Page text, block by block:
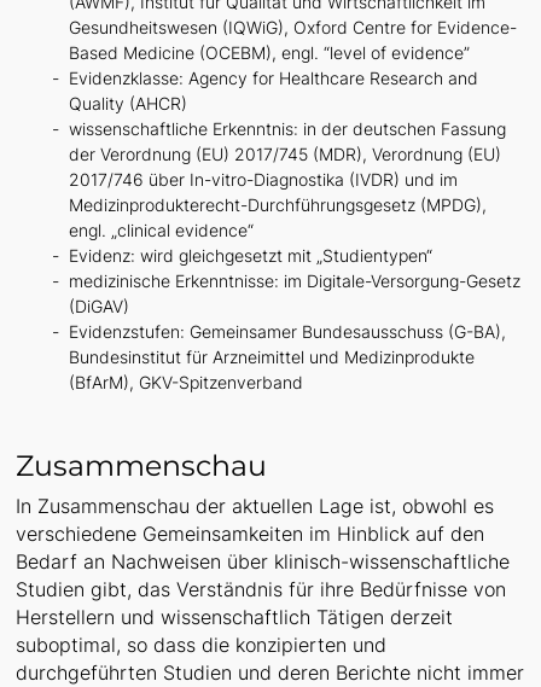
Gesundheitswesen (IQWiG), Oxford Centre for Evidence-
Based Medicine (OCEBM), engl. “level of evidence”
Evidenzklasse: Agency for Healthcare Research and
Quality (AHCR)
wissenschaftliche Erkenntnis: in der deutschen Fassung
der Verordnung (EU) 2017/745 (MDR), Verordnung (EU)
2017/746 über In-vitro-Diagnostika (IVDR) und im
Medizinprodukterecht-Durchführungsgesetz (MPDG),
engl. „clinical evidence“
Evidenz: wird gleichgesetzt mit „Studientypen“
medizinische Erkenntnisse: im Digitale-Versorgung-Gesetz
(DiGAV)
Evidenzstufen: Gemeinsamer Bundesausschuss (G-BA),
Bundesinstitut für Arzneimittel und Medizinprodukte
(BfArM), GKV-Spitzenverband
Zusammenschau
In Zusammenschau der aktuellen Lage ist, obwohl es
verschiedene Gemeinsamkeiten im Hinblick auf den
Bedarf an Nachweisen über klinisch-wissenschaftliche
Studien gibt, das Verständnis für ihre Bedürfnisse von
Herstellern und wissenschaftlich Tätigen derzeit
suboptimal, so dass die konzipierten und
durchgeführten Studien und deren Berichte nicht immer